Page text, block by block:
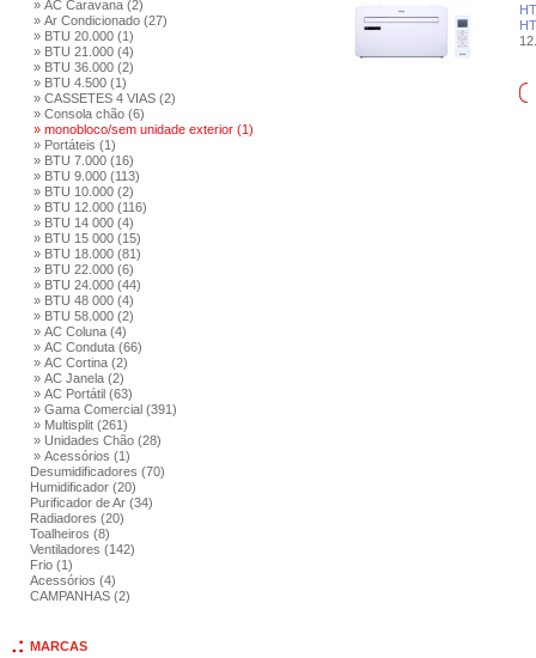
» AC Caravana (2)
» Ar Condicionado (27)
» BTU 20.000 (1)
» BTU 21.000 (4)
» BTU 36.000 (2)
» BTU 4.500 (1)
» CASSETES 4 VIAS (2)
» Consola chão (6)
» monobloco/sem unidade exterior (1)
» Portáteis (1)
» BTU 7.000 (16)
» BTU 9.000 (113)
» BTU 10.000 (2)
» BTU 12.000 (116)
» BTU 14 000 (4)
» BTU 15 000 (15)
» BTU 18.000 (81)
» BTU 22.000 (6)
» BTU 24.000 (44)
» BTU 48 000 (4)
» BTU 58.000 (2)
» AC Coluna (4)
» AC Conduta (66)
» AC Cortina (2)
» AC Janela (2)
» AC Portátil (63)
» Gama Comercial (391)
» Multisplit (261)
» Unidades Chão (28)
» Acessórios (1)
Desumidificadores (70)
Humidificador (20)
Purificador de Ar (34)
Radiadores (20)
Toalheiros (8)
Ventiladores (142)
Frio (1)
Acessórios (4)
CAMPANHAS (2)
MARCAS